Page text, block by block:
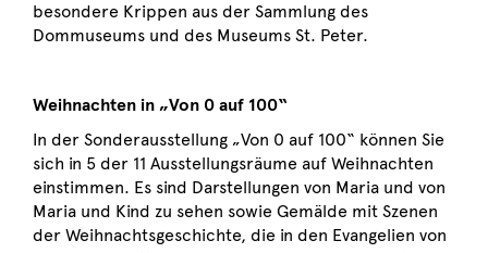
besondere Krippen aus der Sammlung des
Dommuseums und des Museums St. Peter.
Weihnachten in „Von 0 auf 100“
In der Sonderausstellung „Von 0 auf 100“ können Sie
sich in 5 der 11 Ausstellungsräume auf Weihnachten
einstimmen. Es sind Darstellungen von Maria und von
Maria und Kind zu sehen sowie Gemälde mit Szenen
der Weihnachtsgeschichte, die in den Evangelien von